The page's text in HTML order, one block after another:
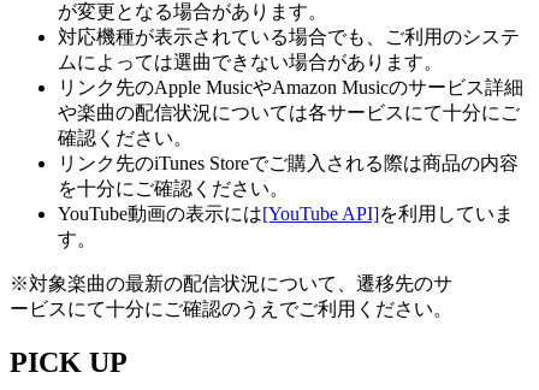
が変更となる場合があります。
対応機種が表示されている場合でも、ご利用のシステ
ムによっては選曲できない場合があります。
リンク先のApple MusicやAmazon Musicのサービス詳細
や楽曲の配信状況については各サービスにて十分にご
確認ください。
リンク先のiTunes Storeでご購入される際は商品の内容
を十分にご確認ください。
YouTube動画の表示には[YouTube API]を利用していま
す。
※対象楽曲の最新の配信状況について、遷移先のサ
ービスにて十分にご確認のうえでご利用ください。
PICK UP